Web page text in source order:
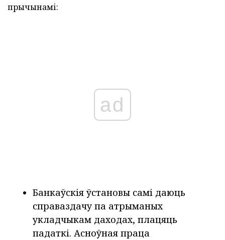
прычынамі:
ad
Банкаўскія ўстановы самі даюць
справаздачу па атрыманых
укладчыкам даходах, плацяць
падаткі. Асноўная праца